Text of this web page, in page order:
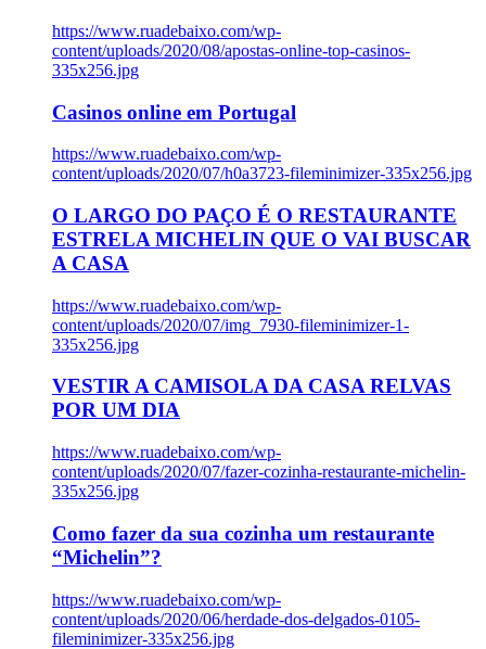
https://www.ruadebaixo.com/wp-
content/uploads/2020/08/apostas-online-top-casinos-
335x256.jpg
Casinos online em Portugal
https://www.ruadebaixo.com/wp-
content/uploads/2020/07/h0a3723-fileminimizer-335x256.jpg
O LARGO DO PAÇO É O RESTAURANTE
ESTRELA MICHELIN QUE O VAI BUSCAR
A CASA
https://www.ruadebaixo.com/wp-
content/uploads/2020/07/img_7930-fileminimizer-1-
335x256.jpg
VESTIR A CAMISOLA DA CASA RELVAS
POR UM DIA
https://www.ruadebaixo.com/wp-
content/uploads/2020/07/fazer-cozinha-restaurante-michelin-
335x256.jpg
Como fazer da sua cozinha um restaurante
“Michelin”?
https://www.ruadebaixo.com/wp-
content/uploads/2020/06/herdade-dos-delgados-0105-
fileminimizer-335x256.jpg